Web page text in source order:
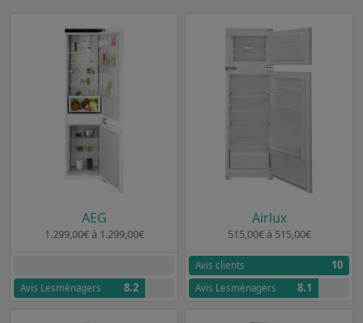
AEG
1.299,00€ à 1.299,00€
Avis Lesménagers
8.2
Airlux
515,00€ à 515,00€
Avis clients 10
Avis Lesménagers 8.1